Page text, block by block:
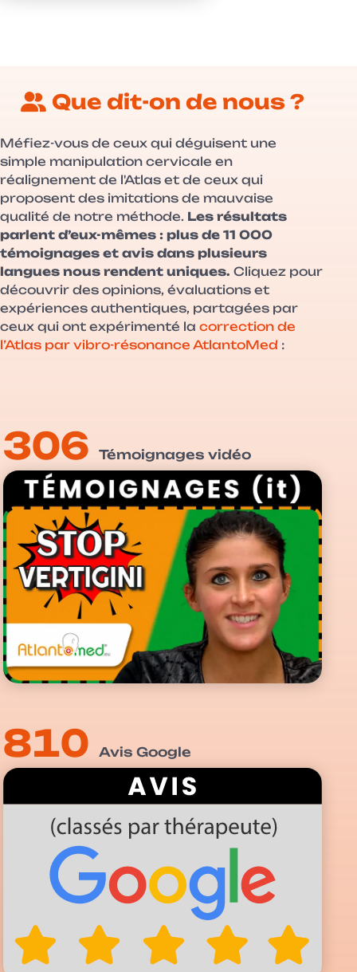
Que dit-on de nous ?
Méfiez-vous de ceux qui déguisent une
simple manipulation cervicale en
réalignement de l'Atlas et de ceux qui
proposent des imitations de mauvaise
qualité de notre méthode. Les résultats
parlent d’eux-mêmes : plus de 11 000
témoignages et avis dans plusieurs
langues nous rendent uniques. Cliquez pour
découvrir des opinions, évaluations et
expériences authentiques, partagées par
ceux qui ont expérimenté la correction de
l’Atlas par vibro-résonance AtlantoMed :
306 Témoignages vidéo
810 Avis Google